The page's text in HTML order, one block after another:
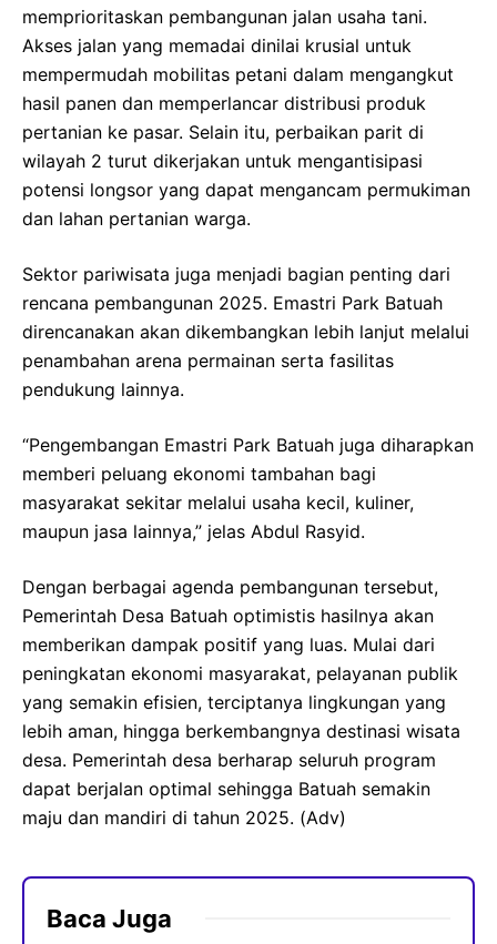
memprioritaskan pembangunan jalan usaha tani.
Akses jalan yang memadai dinilai krusial untuk
mempermudah mobilitas petani dalam mengangkut
hasil panen dan memperlancar distribusi produk
pertanian ke pasar. Selain itu, perbaikan parit di
wilayah 2 turut dikerjakan untuk mengantisipasi
potensi longsor yang dapat mengancam permukiman
dan lahan pertanian warga.
Sektor pariwisata juga menjadi bagian penting dari
rencana pembangunan 2025. Emastri Park Batuah
direncanakan akan dikembangkan lebih lanjut melalui
penambahan arena permainan serta fasilitas
pendukung lainnya.
“Pengembangan Emastri Park Batuah juga diharapkan
memberi peluang ekonomi tambahan bagi
masyarakat sekitar melalui usaha kecil, kuliner,
maupun jasa lainnya,” jelas Abdul Rasyid.
Dengan berbagai agenda pembangunan tersebut,
Pemerintah Desa Batuah optimistis hasilnya akan
memberikan dampak positif yang luas. Mulai dari
peningkatan ekonomi masyarakat, pelayanan publik
yang semakin efisien, terciptanya lingkungan yang
lebih aman, hingga berkembangnya destinasi wisata
desa. Pemerintah desa berharap seluruh program
dapat berjalan optimal sehingga Batuah semakin
maju dan mandiri di tahun 2025. (Adv)
Baca Juga